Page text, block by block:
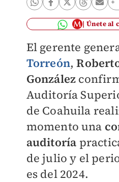
Únete al
El gerente
Torreón,
González
Auditoría
de Coahuila
momento una c
auditoría
de julio y el
es del 2024.